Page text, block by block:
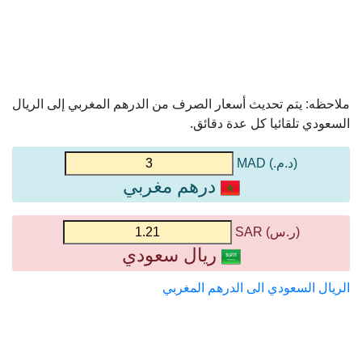
ملاحظه: يتم تحديث أسعار الصرف من الدرهم المغربي إلى الريال
السعودي تلقائيا كل عدة دقائق.
(د.م.) MAD
درهم مغربي
(ر.س) SAR
ريال سعودي
الريال السعودي الى الدرهم المغربي